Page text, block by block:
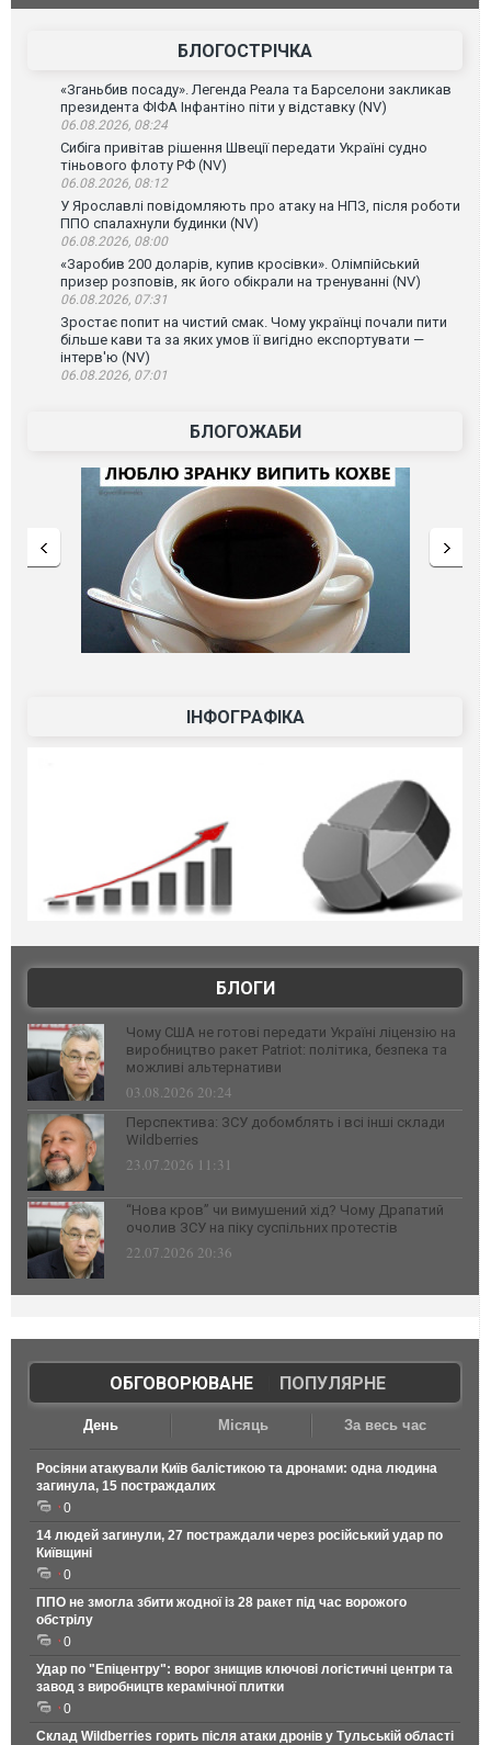
Франції
БЛОГОСТРІЧКА
«Зганьбив посаду». Легенда Реала та Барселони закликав
президента ФІФА Інфантіно піти у відставку (NV)
06.08.2026, 08:24
Сибіга привітав рішення Швеції передати Україні судно
тіньового флоту РФ (NV)
06.08.2026, 08:12
У Ярославлі повідомляють про атаку на НПЗ, після роботи
ППО спалахнули будинки (NV)
06.08.2026, 08:00
«Заробив 200 доларів, купив кросівки». Олімпійський
призер розповів, як його обікрали на тренуванні (NV)
06.08.2026, 07:31
Зростає попит на чистий смак. Чому українці почали пити
більше кави та за яких умов її вигідно експортувати —
інтерв'ю (NV)
06.08.2026, 07:01
БЛОГОЖАБИ
ІНФОГРАФІКА
БЛОГИ
Чому США не готові передати Україні ліцензію на
виробництво ракет Patriot: політика, безпека та
можливі альтернативи
03.08.2026 20:24
Перспектива: ЗСУ добомблять і всі інші склади
Wildberries
23.07.2026 11:31
“Нова кров” чи вимушений хід? Чому Драпатий
очолив ЗСУ на піку суспільних протестів
22.07.2026 20:36
ОБГОВОРЮВАНЕ| ПОПУЛЯРНЕ
День Місяць За весь час
Росіяни атакували Київ балістикою та дронами: одна людина
загинула, 15 постраждалих
0
14 людей загинули, 27 постраждали через російський удар по
Київщині
0
ППО не змогла збити жодної із 28 ракет під час ворожого
обстрілу
0
Удар по "Епіцентру": ворог знищив ключові логістичні центри та
завод з виробництв керамічної плитки
0
Склад Wildberries горить після атаки дронів у Тульській області